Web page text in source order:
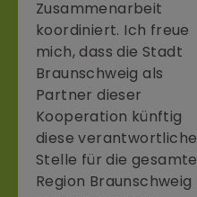
Zusammenarbeit
koordiniert. Ich freue
mich, dass die Stadt
Braunschweig als
Partner dieser
Kooperation künftig
diese verantwortliche
Stelle für die gesamte
Region Braunschweig